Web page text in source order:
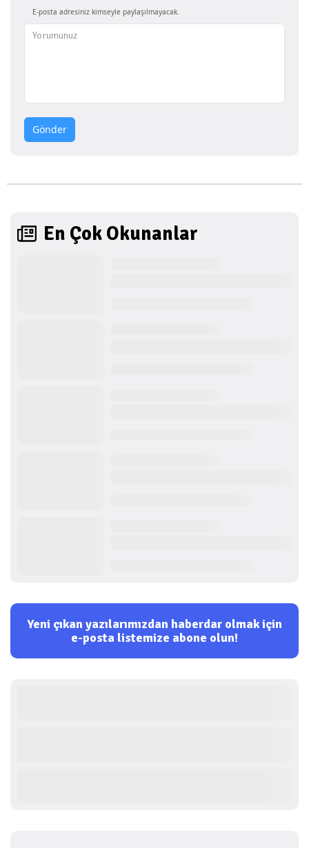
E-posta adresiniz kimseyle paylaşılmayacak.
Gönder
En Çok Okunanlar
Yeni çıkan yazılarımızdan haberdar olmak için
e-posta listemize abone olun!